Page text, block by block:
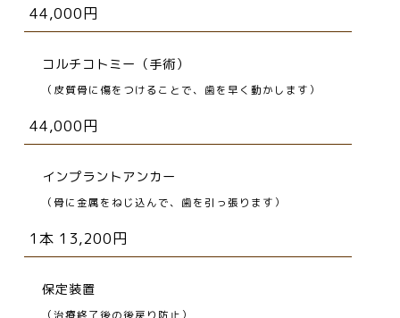
44,000円
コルチコトミー（手術）
（皮質骨に傷をつけることで、歯を早く動かします）
44,000円
インプラントアンカー
（骨に金属をねじ込んで、歯を引っ張ります）
1本 13,200円
保定装置